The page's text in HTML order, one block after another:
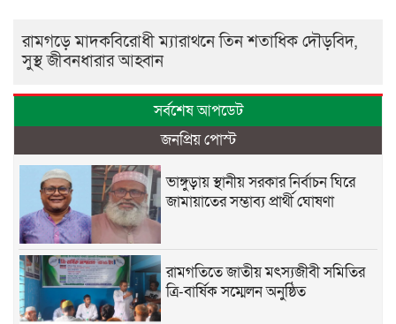
রামগড়ে মাদকবিরোধী ম্যারাথনে তিন শতাধিক দৌড়বিদ,
সুস্থ জীবনধারার আহ্বান
সর্বশেষ আপডেট
জনপ্রিয় পোস্ট
ভাঙ্গুড়ায় স্থানীয় সরকার নির্বাচন ঘিরে
জামায়াতের সম্ভাব্য প্রার্থী ঘোষণা
রামগতিতে জাতীয় মৎস্যজীবী সমিতির
ত্রি-বার্ষিক সম্মেলন অনুষ্ঠিত